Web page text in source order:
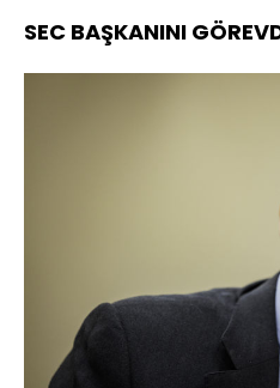
SEC BAŞKANINI